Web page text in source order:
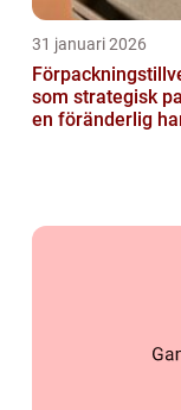
31 januari 2026
som strategisk
en föränderlig